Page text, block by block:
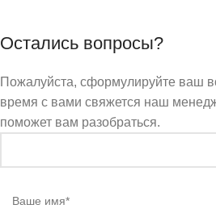
Остались вопросы?
Пожалуйста, сформулируйте ваш
время с вами свяжется наш
поможет вам разобраться.